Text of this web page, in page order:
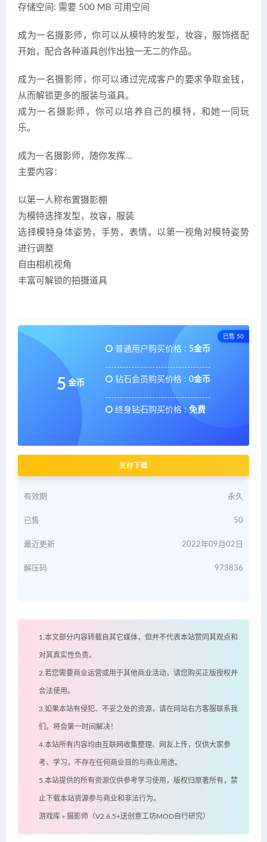
存储空间: 需要 500 MB 可用空间
成为一名摄影师，你可以从模特的发型，妆容，服饰搭配
开始，配合各种道具创作出独一无二的作品。
成为一名摄影师，你可以通过完成客户的要求争取金钱，
从而解锁更多的服装与道具。
成为一名摄影师，你可以培养自己的模特，和她一同玩
乐。
成为一名摄影师，随你发挥…
主要内容：
以第一人称布置摄影棚
为模特选择发型，妆容，服装
选择模特身体姿势，手势，表情。以第一视角对模特姿势
进行调整
自由相机视角
丰富可解锁的拍摄道具
已售 50
5 金币
普通用户购买价格 : 5金币
钻石会员购买价格 : 0金币
终身钻石购买价格 : 免费
支付下载
有效期 永久
已售 50
最近更新 2022年09月02日
解压码 973836
1.本文部分内容转载自其它媒体，但并不代表本站赞同其观点和
对其真实性负责。
2.若您需要商业运营或用于其他商业活动，请您购买正版授权并
合法使用。
3.如果本站有侵犯、不妥之处的资源，请在网站右方客服联系我
们。将会第一时间解决！
4.本站所有内容均由互联网收集整理、网友上传，仅供大家参
考、学习，不存在任何商业目的与商业用途。
5.本站提供的所有资源仅供参考学习使用，版权归原著所有，禁
止下载本站资源参与商业和非法行为。
游戏库 » 摄影师（V2.6.5+送创意工坊MOD自行研究）